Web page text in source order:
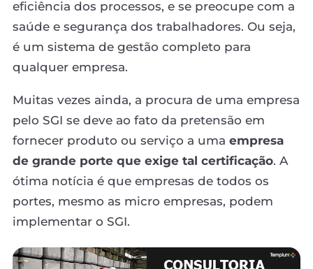
eficiência dos processos, e se preocupe com a
saúde e segurança dos trabalhadores. Ou seja,
é um sistema de gestão completo para
qualquer empresa.
Muitas vezes ainda, a procura de uma empresa
pelo SGI se deve ao fato da pretensão em
fornecer produto ou serviço a uma empresa
de grande porte que exige tal certificação. A
ótima notícia é que empresas de todos os
portes, mesmo as micro empresas, podem
implementar o SGI.